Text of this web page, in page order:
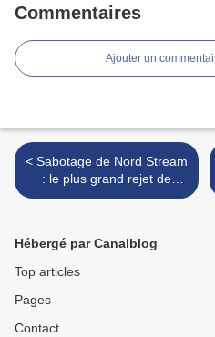
Commentaires
Ajouter un
< Sabotage de Nord Stream
: le plus grand rejet de
méthane d'origine humaine
man-made methane
release ever recorded
Hébergé par Canalblog
Top articles
Pages
Contact